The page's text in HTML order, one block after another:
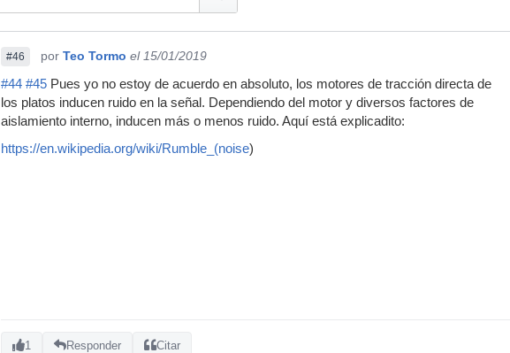
#46 por Teo Tormo el 15/01/2019
#44 #45 Pues yo no estoy de acuerdo en absoluto, los motores de tracción directa de
los platos inducen ruido en la señal. Dependiendo del motor y diversos factores de
aislamiento interno, inducen más o menos ruido. Aquí está explicadito:
https://en.wikipedia.org/wiki/Rumble_(noise)
1 Responder Citar